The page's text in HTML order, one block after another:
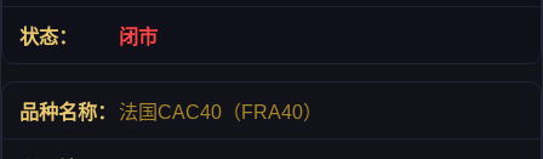
闭市
法国CAC40（FRA40）